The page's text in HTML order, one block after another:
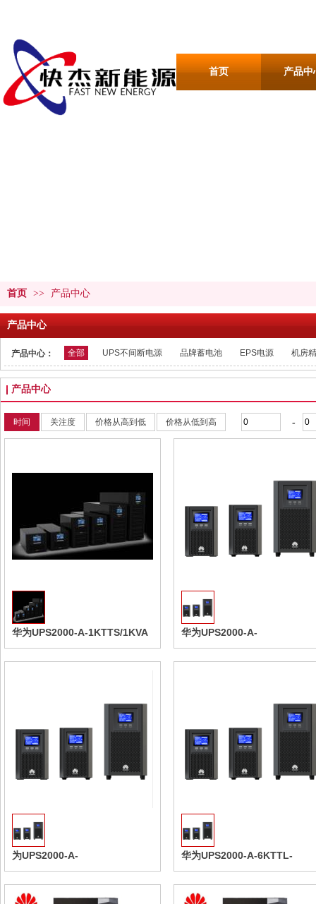
首页 产品中
首页 >> 产品中心
产品中心
产品中心： 全部 UPS不间断电源 品牌蓄电池 EPS电源 机房
产品中心
时间 关注度 价格从高到低 价格从低到高 -
华为UPS2000-A-1KTTS/1KVA
华为UPS2000-A-
1KTTL/1KVA/800W
为UPS2000-A-
3KTTS/3KVA/2400W 内置蓄电
华为UPS2000-A-6KTTL-
S/6VA/4800W